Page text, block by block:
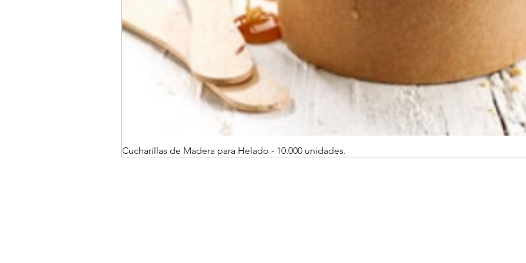
Cucharillas de Madera para Helado - 10.000 unidades.